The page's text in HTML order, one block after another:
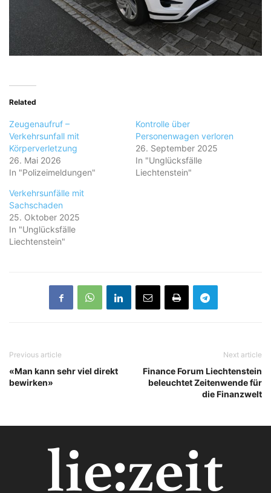
Related
Zeugenaufruf –
Verkehrsunfall mit
Körperverletzung
26. Mai 2026
In "Polizeimeldungen"
Kontrolle über
Personenwagen verloren
26. September 2025
In "Unglücksfälle
Liechtenstein"
Verkehrsunfälle mit
Sachschaden
25. Oktober 2025
In "Unglücksfälle
Liechtenstein"
Previous article
«Man kann sehr viel direkt
bewirken»
Next article
Finance Forum Liechtenstein
beleuchtet Zeitenwende für
die Finanzwelt